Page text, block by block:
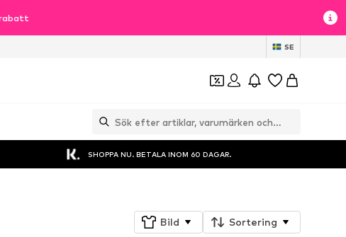
rabatt
SE
SHOPPA NU. BETALA INOM 60 DAGAR.
Bild Sortering